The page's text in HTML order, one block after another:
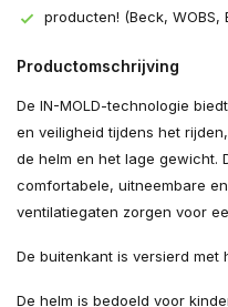
producten! (Beck, WOBS,
Productomschrijving
De IN-MOLD-technologie
en veiligheid tijdens het
de helm en het lage gewicht.
comfortabele, uitneembare
ventilatiegaten zorgen voor
De buitenkant is versierd met
De helm is bedoeld voor